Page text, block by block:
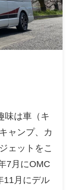
味は車（キ
ャンプ、カ
ェットをこ
7月にOMC
11月にデル